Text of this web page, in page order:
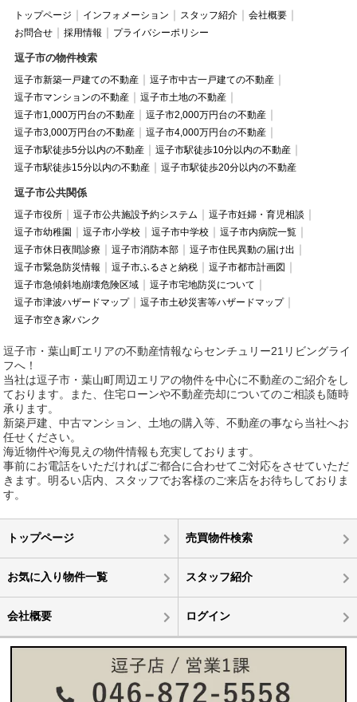
トップページ インフォメーション スタッフ紹介
会社概要
お問合せ
採用情報 プライバシーポリシー
逗子市の物件検索
逗子市新築一戸建ての不動産
逗子市中古一戸建ての不動産
逗子市マンションの不動産
逗子市土地の不動産
逗子市1,000万円台の不動産
逗子市2,000万円台の不動産
逗子市3,000万円台の不動産
逗子市4,000万円台の不動産
逗子市駅徒歩5分以内の不動産
逗子市駅徒歩10分以内の不動産
逗子市駅徒歩15分以内の不動産
逗子市駅徒歩20分以内の不動産
逗子市公共関係
逗子市役所 逗子市公共施設予約システム
逗子市妊婦・育児相談
逗子市幼稚園
逗子市小学校 逗子市中学校
逗子市内病院一覧
逗子市休日夜間診療
逗子市消防本部
逗子市住民異動の届け出
逗子市緊急防災情報
逗子市ふるさと納税
逗子市都市計画図
逗子市急傾斜地崩壊危険区域
逗子市宅地防災について
逗子市津波ハザードマップ
逗子市土砂災害等ハザードマップ
逗子市空き家バンク
逗子市・葉山町エリアの不動産情報ならセンチュリー21リビングライ
フへ！
当社は逗子市・葉山町周辺エリアの物件を中心に不動産のご紹介をし
ております。また、住宅ローンや不動産売却についてのご相談も随時
承ります。
新築戸建、中古マンション、土地の購入等、不動産の事なら当社へお
任せください。
海近物件や海見えの物件情報も充実しております。
事前にお電話をいただければご都合に合わせてご対応をさせていただ
きます。明るい店内、スタッフでお客様のご来店をお待ちしておりま
す。
トップページ 売買物件検索
お気に入り物件一覧 スタッフ紹介
会社概要 ログイン